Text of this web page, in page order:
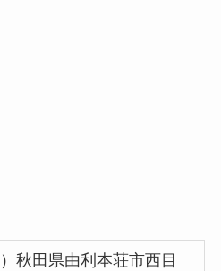
秋田県由利本荘市西目